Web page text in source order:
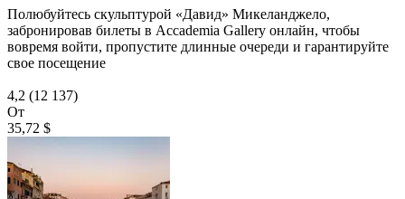
Полюбуйтесь скульптурой «Давид» Микеланджело,
забронировав билеты в Accademia Gallery онлайн, чтобы
вовремя войти, пропустите длинные очереди и гарантируйте
свое посещение
4,2 (12 137)
От
35,72 $